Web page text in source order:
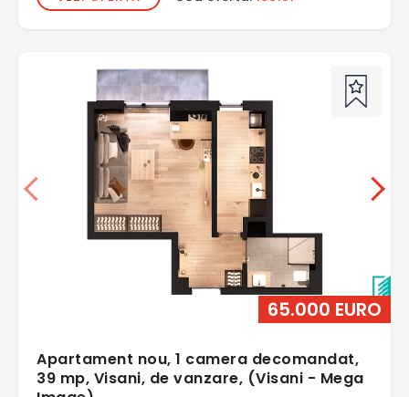
65.000 EURO
Apartament nou, 1 camera decomandat,
39 mp, Visani, de vanzare, (Visani - Mega